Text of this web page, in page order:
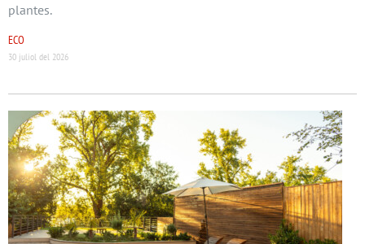
plantes.
ECO
30 juliol del 2026